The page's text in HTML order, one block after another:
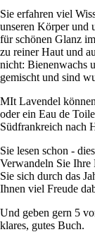
Sie erfahren viel
unseren Körper und
für schönen Glanz
zu reiner Haut und
nicht: Bienenwachs
gemischt und sind
MIt Lavendel
oder ein Eau de
Südfrankreich nach
Sie lesen schon -
Verwandeln Sie
Sie sich durch das
Ihnen viel Freude
Und geben gern 5
klares, gutes Buch.